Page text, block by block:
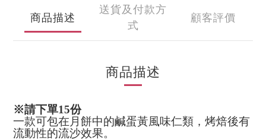
商品描述
送貨及付款方
式
顧客評價
商品描述
※請下單15份
一款可包在月餅中的鹹蛋黃風味仁類，烤焙後有
流動性的流沙效果。